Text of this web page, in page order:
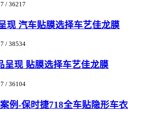
/ 36217
现 汽车贴膜选择车艺佳龙膜
/ 38534
呈现 贴膜选择车艺佳龙膜
/ 36104
例-保时捷718全车贴隐形车衣